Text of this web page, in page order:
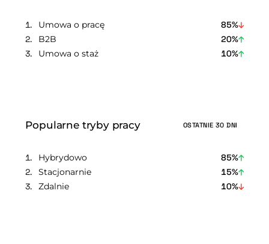
Umowa o pracę
85%
B2B
20%
Umowa o staż
10%
Popularne tryby pracy OSTATNIE 30 DNI
Hybrydowo
85%
Stacjonarnie
15%
Zdalnie
10%